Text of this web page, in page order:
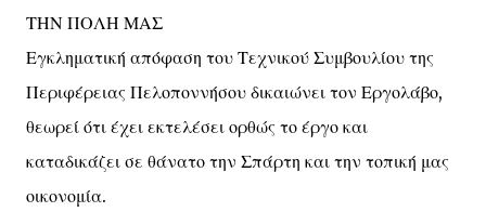
ΤΗΝ ΠΟΛΗ ΜΑΣ
Εγκληματική απόφαση του Τεχνικού Συμβουλίου της
Περιφέρειας Πελοποννήσου δικαιώνει τον Εργολάβο,
θεωρεί ότι έχει εκτελέσει ορθώς το έργο και
καταδικάζει σε θάνατο την Σπάρτη και την τοπική μας
οικονομία.